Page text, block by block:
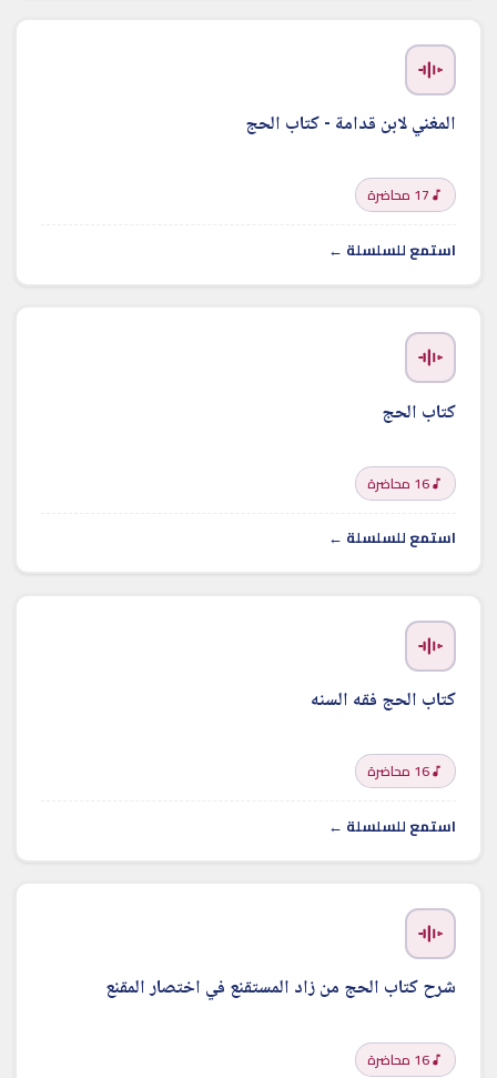
المغني لابن قدامة - كتاب الحج
17 محاضرة
استمع للسلسلة ←
كتاب الحج
16 محاضرة
استمع للسلسلة ←
كتاب الحج فقه السنه
16 محاضرة
استمع للسلسلة ←
شرح كتاب الحج من زاد المستقنع في اختصار المقنع
16 محاضرة